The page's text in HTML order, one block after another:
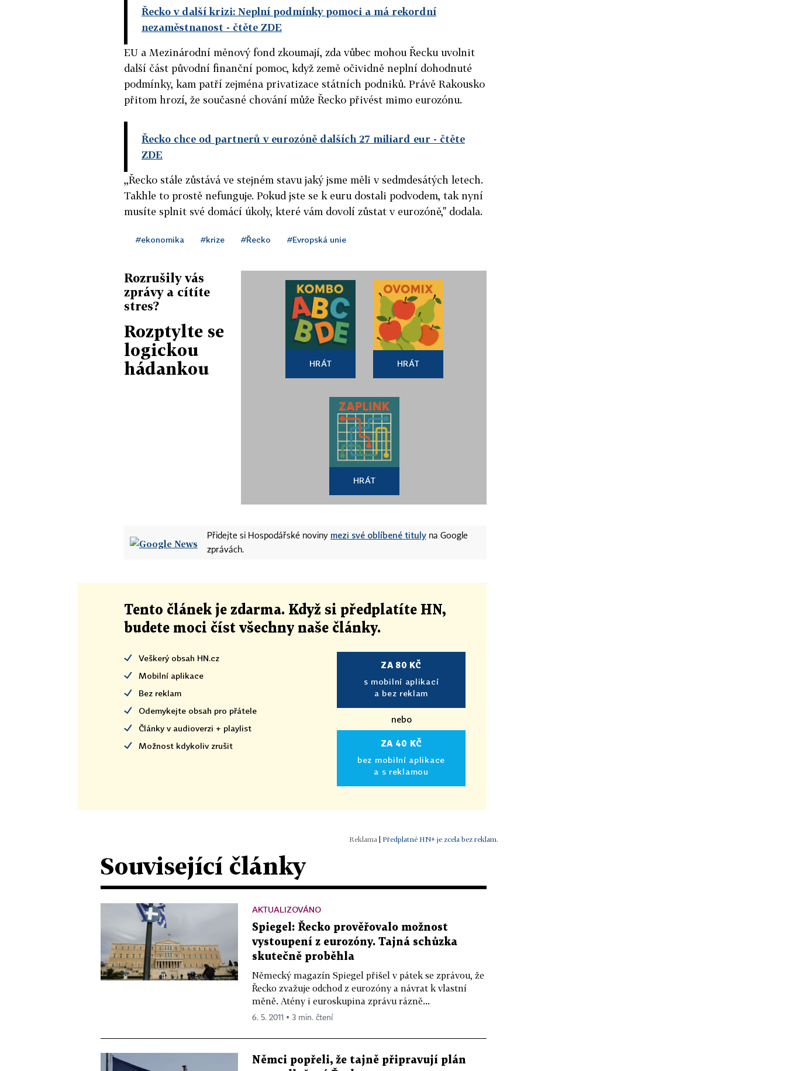
Řecko v další krizi: Neplní podmínky pomoci a má rekordní
nezaměstnanost - čtěte ZDE
EU a Mezinárodní měnový fond zkoumají, zda vůbec mohou Řecku uvolnit
další část původní finanční pomoc, když země očividně neplní dohodnuté
podmínky, kam patří zejména privatizace státních podniků. Právě Rakousko
přitom hrozí, že současné chování může Řecko přivést mimo eurozónu.
Řecko chce od partnerů v eurozóně dalších 27 miliard eur - čtěte
ZDE
,,Řecko stále zůstává ve stejném stavu jaký jsme měli v sedmdesátých letech.
Takhle to prostě nefunguje. Pokud jste se k euru dostali podvodem, tak nyní
musíte splnit své domácí úkoly, které vám dovolí zůstat v eurozóně," dodala.
#ekonomika #krize #Řecko #Evropská unie
Rozrušily vás
zprávy a cítíte
stres?
Rozptylte se
logickou
hádankou
HRÁT HRÁT
HRÁT
Přidejte si Hospodářské noviny mezi své oblíbené tituly na Google
zprávách.
Tento článek je zdarma. Když si předplatíte HN,
budete moci číst všechny naše články.
Veškerý obsah HN.cz
Mobilní aplikace
Bez reklam
Odemykejte obsah pro přátele
Články v audioverzi + playlist
Možnost kdykoliv zrušit
ZA 80 KČ
s mobilní aplikací
a bez reklam
nebo
ZA 40 KČ
bez mobilní aplikace
a s reklamou
| Předplatné HN+ je zcela bez reklam.
Související články
AKTUALIZOVÁNO
Spiegel: Řecko prověřovalo možnost
vystoupení z eurozóny. Tajná schůzka
skutečně proběhla
Německý magazín Spiegel přišel v pátek se zprávou, že
Řecko zvažuje odchod z eurozóny a návrat k vlastní
měně. Atény i euroskupina zprávu rázně...
6. 5. 2011 ▪ 3 min. čtení
Němci popřeli, že tajně připravují plán